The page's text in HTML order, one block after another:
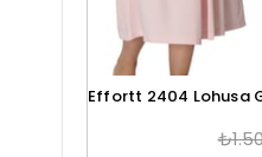
Effortt 2404 Lohusa